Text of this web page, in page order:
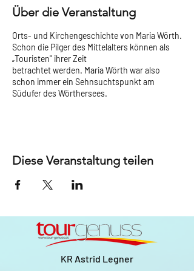
Über die Veranstaltung
Orts- und Kirchengeschichte von Maria Wörth.
Schon die Pilger des Mittelalters können als
„Touristen" ihrer Zeit
betrachtet werden. Maria Wörth war also
schon immer ein Sehnsuchtspunkt am
Südufer des Wörthersees.
Diese Veranstaltung teilen
KR Astrid Legner